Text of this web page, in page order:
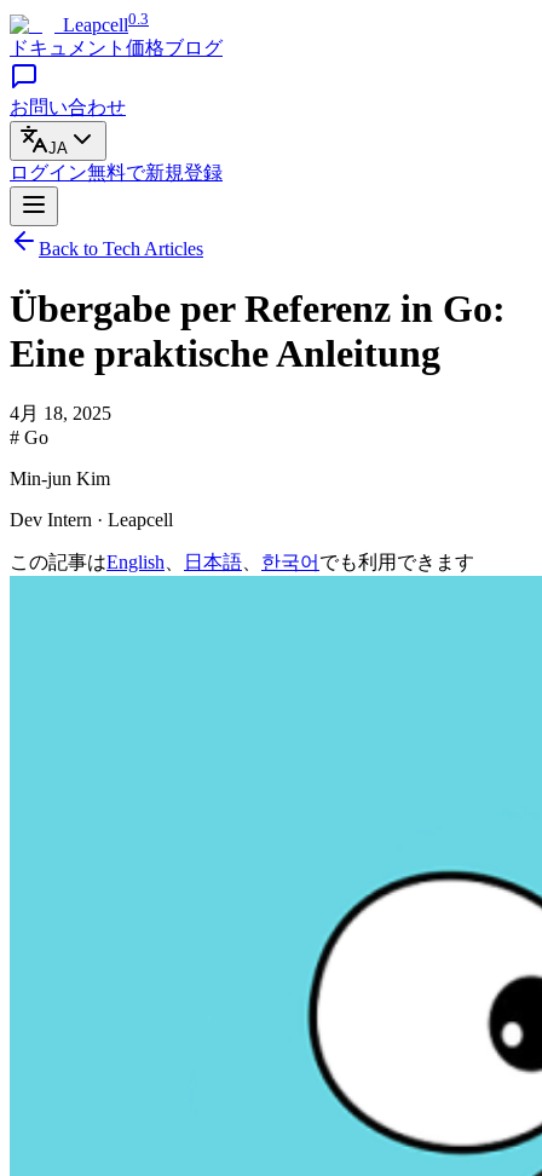
Leapcell0.3
ドキュメント 価格ブログ
お問い合わせ
JA
ログイン無料で新規登録
Back to Tech Articles
Übergabe per Referenz in Go:
Eine praktische Anleitung
4月 18, 2025
# Go
Min-jun Kim
Dev Intern · Leapcell
この記事はEnglish 日本語 한국어 でも利用できます